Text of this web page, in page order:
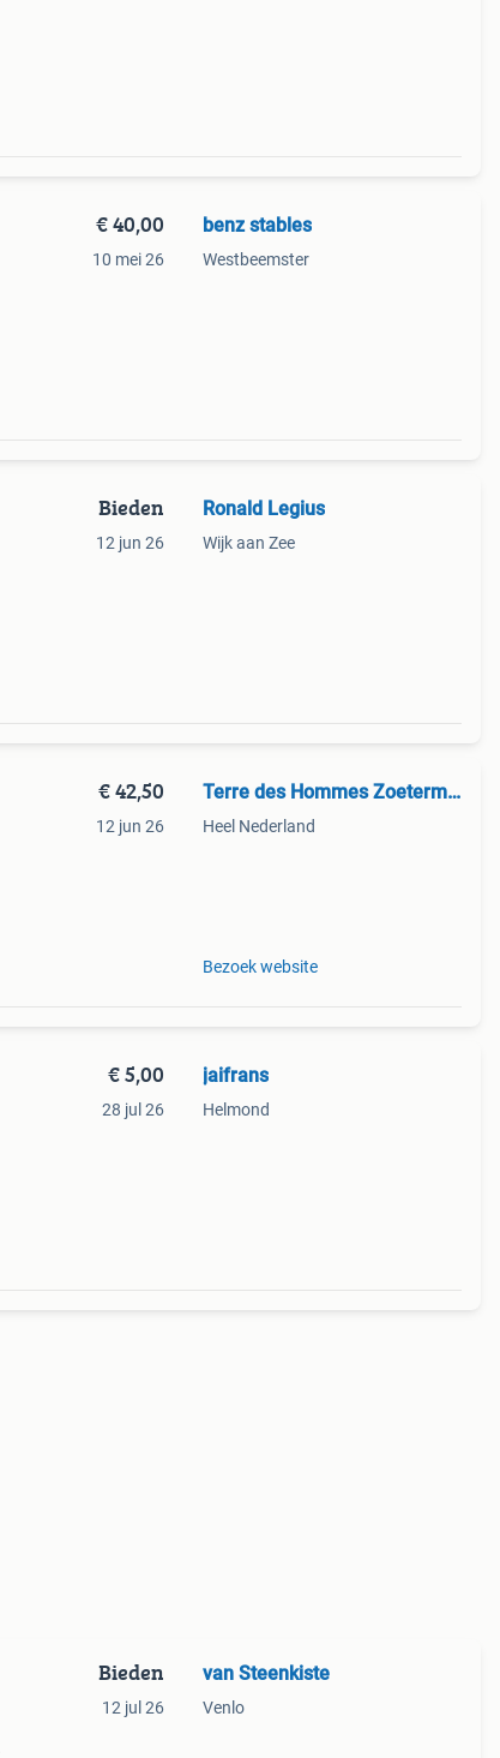
€ 40,00
10 mei 26
benz stables
Westbeemster
Bieden
12 jun 26
Ronald Legius
Wijk aan Zee
€ 42,50
12 jun 26
Terre des Hommes Zoetermeer
Heel Nederland
Bezoek website
€ 5,00
28 jul 26
jaifrans
Helmond
Bieden
12 jul 26
van Steenkiste
Venlo